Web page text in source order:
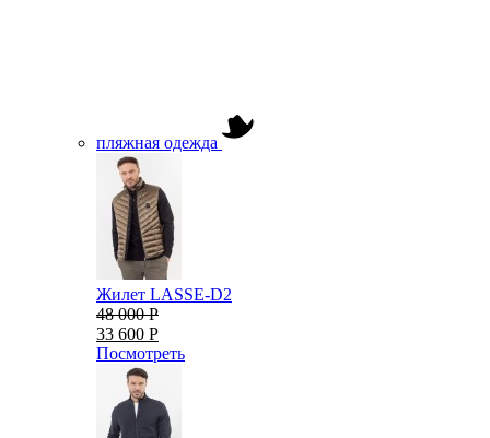
пляжная одежда
Жилет LASSE-D2
48 000 Р
33 600 Р
Посмотреть